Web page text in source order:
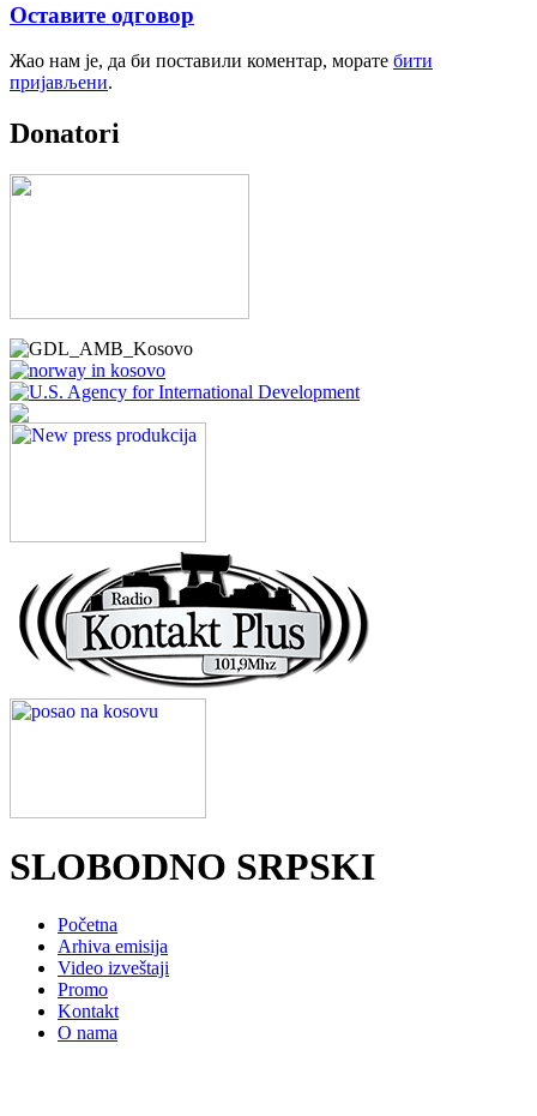
Оставите одговор
Жао нам је, да би поставили коментар, морате бити
пријављени.
Donatori
SLOBODNO SRPSKI
Početna
Arhiva emisija
Video izveštaji
Promo
Kontakt
O nama